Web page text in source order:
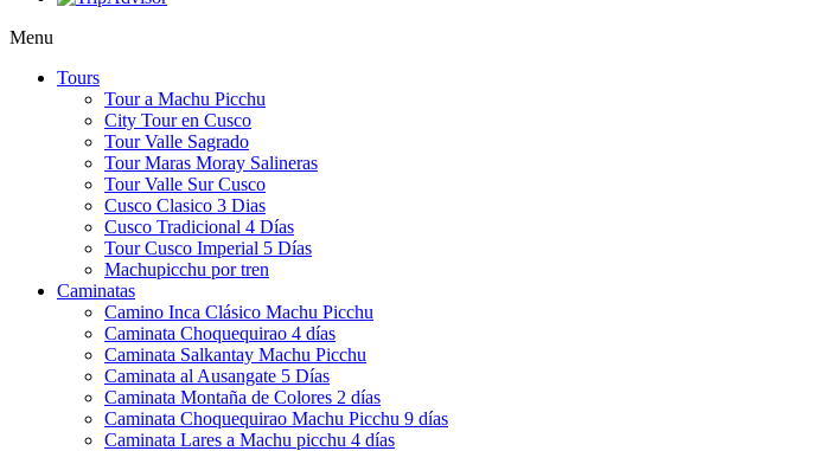
Menu
Tours
Tour a Machu Picchu
City Tour en Cusco
Tour Valle Sagrado
Tour Maras Moray Salineras
Tour Valle Sur Cusco
Cusco Clasico 3 Dias
Cusco Tradicional 4 Días
Tour Cusco Imperial 5 Días
Machupicchu por tren
Caminatas
Camino Inca Clásico Machu Picchu
Caminata Choquequirao 4 días
Caminata Salkantay Machu Picchu
Caminata al Ausangate 5 Días
Caminata Montaña de Colores 2 días
Caminata Choquequirao Machu Picchu 9 días
Caminata Lares a Machu picchu 4 días